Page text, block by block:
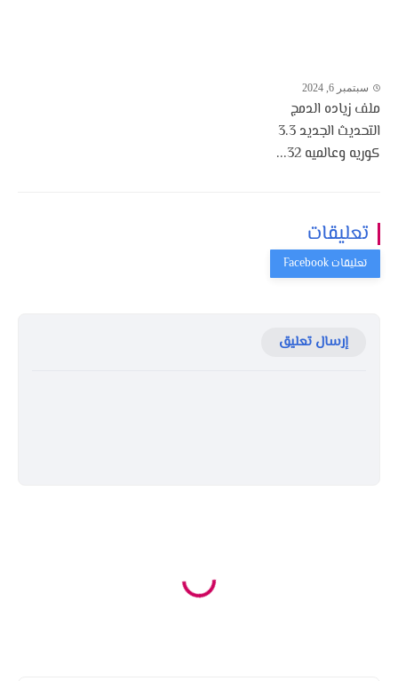
سبتمبر 6, 2024
ملف زياده الدمج
التحديث الجديد 3.3
كوريه وعالميه 32...
تعليقات
إرسال تعليق